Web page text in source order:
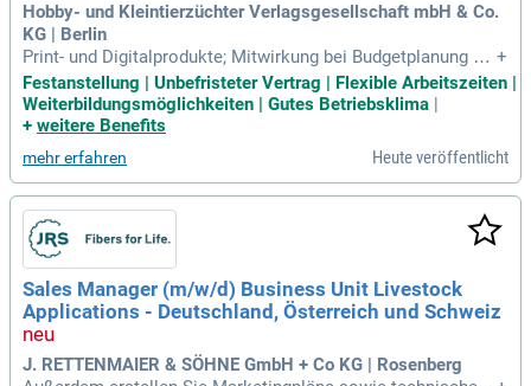
Hobby- und Kleintierzüchter Verlagsgesellschaft mbH & Co.
KG | Berlin
Print- und Digitalprodukte; Mitwirkung bei Budgetplanung un
d wirtschaftlicher Steuerung des HK-Verlages; Analyse relev
anter Kennzahlen und Ableitung geeigneter Maßnahmen; Ze
ntrale Schnittstelle zwischen Redaktion, Vertrieb, Vermarktu
+
Festanstellung | Unbefristeter Vertrag | Flexible Arbeitszeiten |
Weiterbildungsmöglichkeiten | Gutes Betriebsklima |
+ weitere Benefits
mehr erfahren Heute veröffentlicht
Sales Manager (m/w/d) Business Unit Livestock
Applications - Deutschland, Österreich und Schweiz
J. RETTENMAIER & SÖHNE GmbH + Co KG | Rosenberg